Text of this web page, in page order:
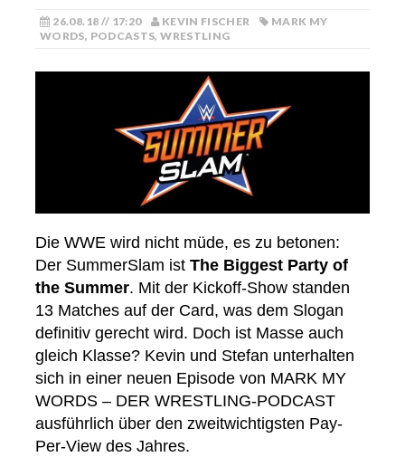
26.08.18 // 17:20 KEVIN FISCHER
MARK MY
WORDS, PODCASTS,WRESTLING
Die WWE wird nicht müde, es zu betonen:
Der SummerSlam ist The Biggest Party of
the Summer. Mit der Kickoff-Show standen
13 Matches auf der Card, was dem Slogan
definitiv gerecht wird. Doch ist Masse auch
gleich Klasse? Kevin und Stefan unterhalten
sich in einer neuen Episode von MARK MY
WORDS – DER WRESTLING-PODCAST
ausführlich über den zweitwichtigsten Pay-
Per-View des Jahres.